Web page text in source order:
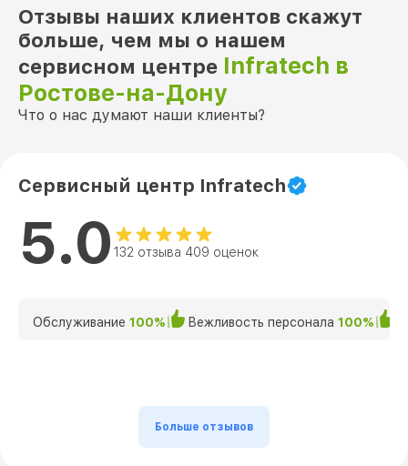
Отзывы наших клиентов скажут
больше, чем мы о нашем
сервисном центре Infratech в
Ростове-на-Дону
Что о нас думают наши клиенты?
Сервисный центр Infratech
5.0 132 отзыва 409 оценок
Обслуживание 100% Вежливость персонала 100%
Больше отзывов